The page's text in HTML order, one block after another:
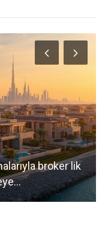
broker lik